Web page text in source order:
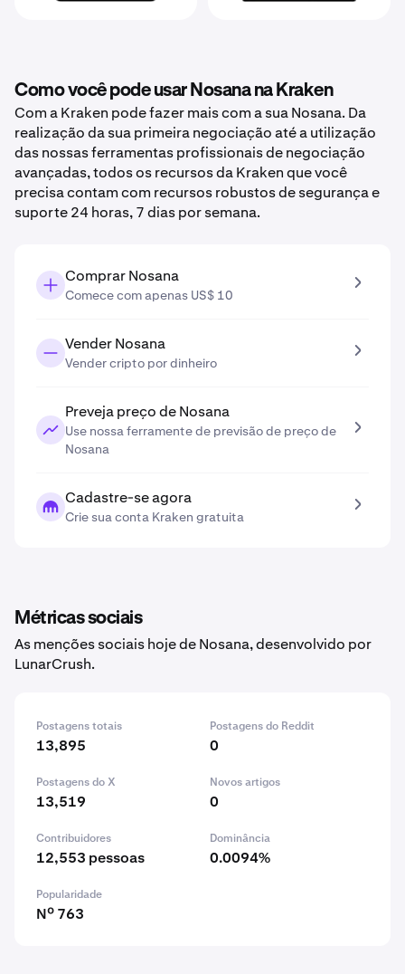
Como você pode usar Nosana na Kraken
Com a Kraken pode fazer mais com a sua Nosana. Da
realização da sua primeira negociação até a utilização
das nossas ferramentas profissionais de negociação
avançadas, todos os recursos da Kraken que você
precisa contam com recursos robustos de segurança e
suporte 24 horas, 7 dias por semana.
Comprar Nosana
Comece com apenas US$ 10
Vender Nosana
Vender cripto por dinheiro
Preveja preço de Nosana
Use nossa ferramente de previsão de preço de
Nosana
Cadastre-se agora
Crie sua conta Kraken gratuita
Métricas sociais
As menções sociais hoje de Nosana, desenvolvido por
LunarCrush.
Postagens totais
13,895
Postagens do Reddit
0
Postagens do X
13,519
Novos artigos
0
Contribuidores
12,553 pessoas
Dominância
0.0094%
Popularidade
Nº 763